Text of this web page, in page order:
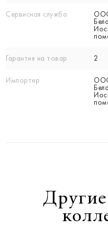
Сервисная служба
ООО
Гарантия на товар 2
Импортер
ООО